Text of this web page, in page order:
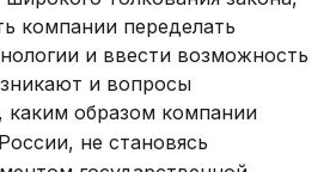
компании переделать
и ввести возможность
и вопросы
каким образом компании
не становясь